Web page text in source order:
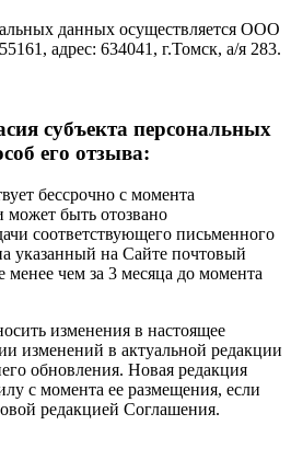
данных осуществляется ООО
адрес: 634041, г.Томск, а/я 283.
субъекта персональных
его отзыва:
бессрочно с момента
может быть отозвано
соответствующего письменного
указанный на Сайте почтовый
менее чем за 3 месяца до момента
изменения в настоящее
изменений в актуальной редакции
обновления. Новая редакция
с момента ее размещения, если
редакцией Соглашения.